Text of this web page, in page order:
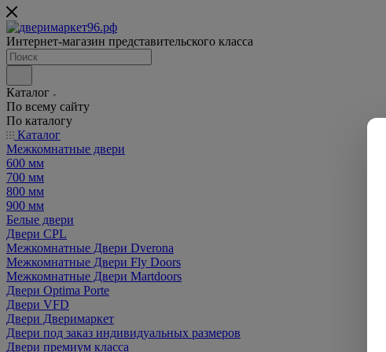
Интернет-магазин представительского класса
Каталог
По всему сайту
По каталогу
Каталог
Межкомнатные двери
600 мм
700 мм
800 мм
900 мм
Белые двери
Двери CPL
Межкомнатные Двери Dverona
Межкомнатные Двери Fly Doors
Межкомнатные Двери Martdoors
Двери Optima Porte
Двери VFD
Двери Дверимаркет
Двери под заказ индивидуальных размеров
Двери премиум класса